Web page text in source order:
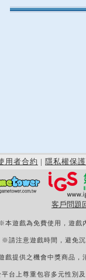
用者合約 | 隱私權保護
客戶問題
本遊戲為免費使用，遊戲
※請注意遊戲時間，避免
戲提供之機會中獎商品，
台上尊重包容多元性別